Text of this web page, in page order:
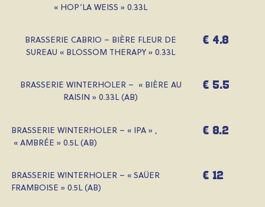
« HOP’LA WEISS »0.33L
BRASSERIE CABRIO – BIÈRE FLEUR DE
SUREAU « BLOSSOM THERAPY »0.33L
€ 4.8
BRASSERIE WINTERHOLER – « BIÈRE AU
RAISIN » 0.33L (AB)
€ 5.5
BRASSERIE WINTERHOLER – «
IPA » ,
« AMBRÉE » 0.5L (AB)
€ 8.2
BRASSERIE WINTERHOLER – « SAÜER
FRAMBOISE » 0.5L (AB)
€ 12